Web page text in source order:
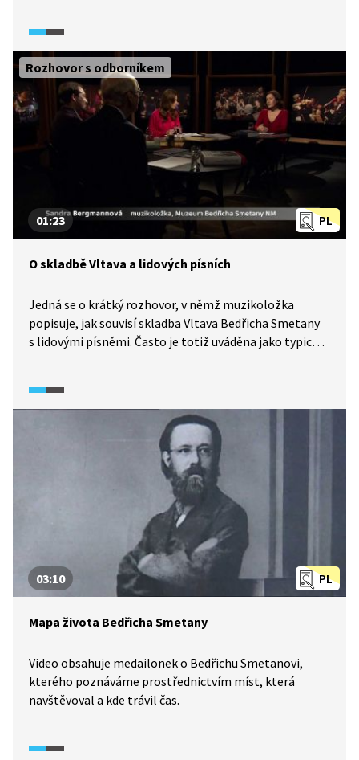
Rozhovor s odborníkem
PL
01:23
O skladbě Vltava a lidových písních
Jedná se o krátký rozhovor, v němž muzikoložka
popisuje, jak souvisí skladba Vltava Bedřicha Smetany
s lidovými písněmi. Často je totiž uváděna jako typický
PL
03:10
Mapa života Bedřicha Smetany
Video obsahuje medailonek o Bedřichu Smetanovi,
kterého poznáváme prostřednictvím míst, která
navštěvoval a kde trávil čas.